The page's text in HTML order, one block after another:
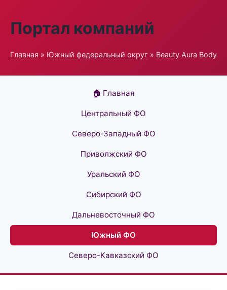
Портал компаний
Главная » Южный федеральный округ » Beauty Aura Body
🏠 Главная
Центральный ФО
Северо-Западный ФО
Приволжский ФО
Уральский ФО
Сибирский ФО
Дальневосточный ФО
Южный ФО
Северо-Кавказский ФО